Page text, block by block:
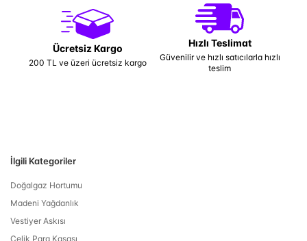
Ücretsiz Kargo
200 TL ve üzeri ücretsiz kargo
Hızlı Teslimat
Güvenilir ve hızlı satıcılarla hızlı
teslim
İlgili Kategoriler
Doğalgaz Hortumu
Madeni Yağdanlık
Vestiyer Askısı
Çelik Para Kasası